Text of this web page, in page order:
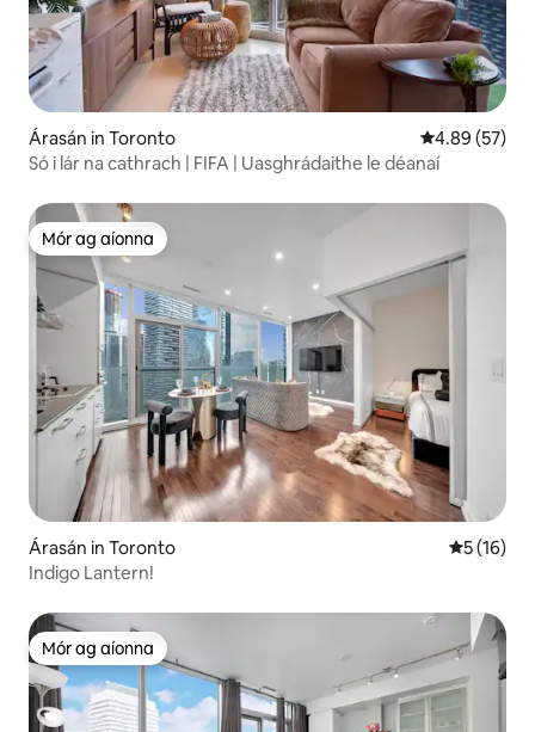
Árasán in Toronto Meánrátáil
4.89 (57)
Só i lár na cathrach | FIFA | Uasghrádaithe le déanaí
Mór ag aíonna
Mór ag aíonna
Árasán in Toronto
5 (16)
Indigo Lantern!
Mór ag aíonna
Mór ag aíonna